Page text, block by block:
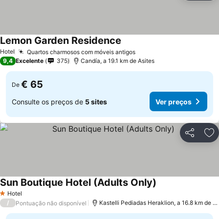
Hotel Quartos charmosos com móveis antigos
Lemon Garden Residence
9,4 Excelente 375 Candía, a 19.1 km de Asites
De € 65
Consulte os preços de 5 sites Ver preços
Partilhar
1 Estrelas
Hotel
Sun Boutique Hotel (Adults Only)
/ Pontuação não disponível Kastelli Pediadas Heraklion, a 16.8 km de Asites